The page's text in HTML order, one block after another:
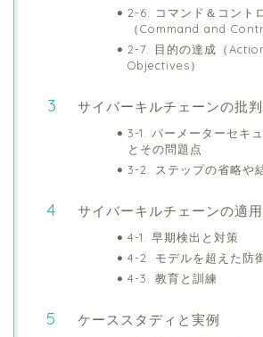
2-6. コマンド＆コント
（Command and
2-7. 目的の達成（
Objectives）
サイバーキルチェーンの批
3-1. パーメーターセキ
とその問題点
3-2. ステップの省略や
サイバーキルチェーンの適
4-1. 早期検出と対策
4-2. モデルを超えた防
4-3. 教育と訓練
ケーススタディと実例